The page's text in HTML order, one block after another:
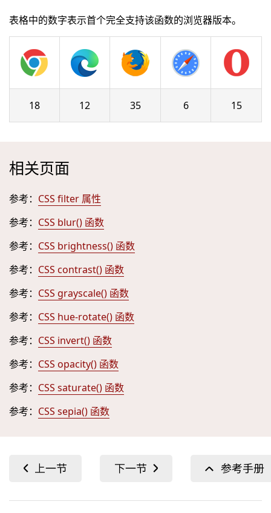
表格中的数字表示首个完全支持该函数的浏览器版本。
18 12 35 6 15
相关页面
参考： CSS filter 属性
参考： CSS blur() 函数
参考： CSS brightness() 函数
参考： CSS contrast() 函数
参考： CSS grayscale() 函数
参考： CSS hue-rotate() 函数
参考： CSS invert() 函数
参考： CSS opacity() 函数
参考： CSS saturate() 函数
参考： CSS sepia() 函数